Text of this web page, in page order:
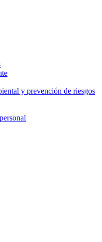
y prevención de riesgos